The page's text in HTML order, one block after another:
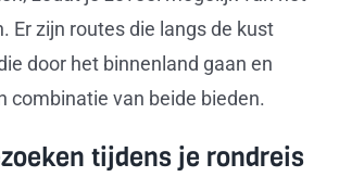
Er zijn routes die langs de kust
door het binnenland gaan en
combinatie van beide bieden.
tijdens je rondreis